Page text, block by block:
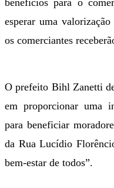
esperar uma
os comerciantes
O prefeito Bihl Zanetti
em proporcionar uma
para beneficiar
da Rua Lucídio
bem-estar de todos”.